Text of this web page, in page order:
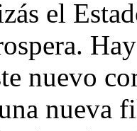
el
nuevo
nueva